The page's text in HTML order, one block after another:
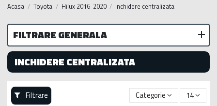
Acasa Toyota Hilux 2016-2020 Inchidere centralizata
INCHIDERE CENTRALIZATA
Filtrare Categorie 14
FILTRARE GENERALA